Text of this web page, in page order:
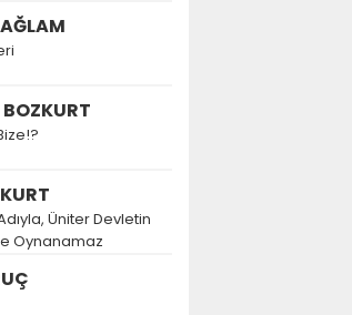
Üniter Devletin
Oynanamaz